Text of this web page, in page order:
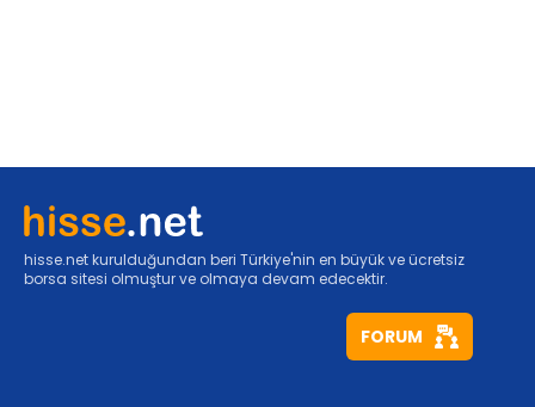
hisse.net kurulduğundan beri Türkiye'nin en büyük ve ücretsiz
borsa sitesi olmuştur ve olmaya devam edecektir.
FORUM